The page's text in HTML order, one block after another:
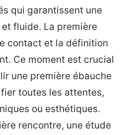
qui garantissent une
fluide. La première
contact et la définition
Ce moment est crucial
une première ébauche
toutes les attentes,
ou esthétiques.
rencontre, une étude